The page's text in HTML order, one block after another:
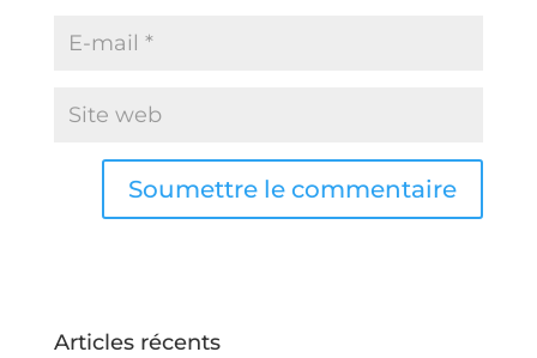
Soumettre le commentaire
Articles récents